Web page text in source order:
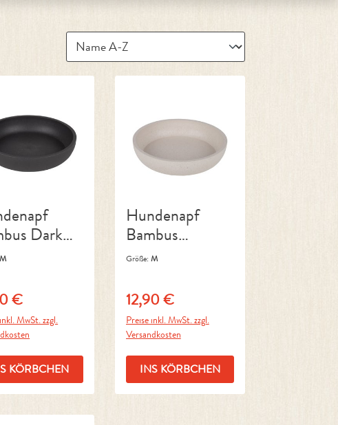
Dark
M
Preis:
€
MwSt. zzgl.
KÖRBCHEN
Hundenapf
Bambus
Merengue
Größe: M
Regulärer Preis:
12,90 €
Preise inkl. MwSt. zzgl.
Versandkosten
INS KÖRBCHEN